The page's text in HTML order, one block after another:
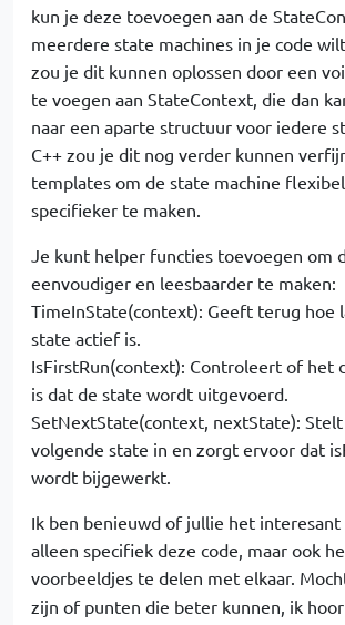
kun je deze toevoegen aan de
meerdere state machines in je code
zou je dit kunnen oplossen door een
te voegen aan StateContext, die dan
naar een aparte structuur voor iedere
C++ zou je dit nog verder kunnen
templates om de state machine
specifieker te maken.
Je kunt helper functies toevoegen om
eenvoudiger en leesbaarder te maken:
TimeInState(context): Geeft terug hoe
state actief is.
IsFirstRun(context): Controleert of het
is dat de state wordt uitgevoerd.
SetNextState(context, nextState):
volgende state in en zorgt ervoor dat
wordt bijgewerkt.
Ik ben benieuwd of jullie het
alleen specifiek deze code, maar ook
voorbeeldjes te delen met elkaar.
zijn of punten die beter kunnen, ik